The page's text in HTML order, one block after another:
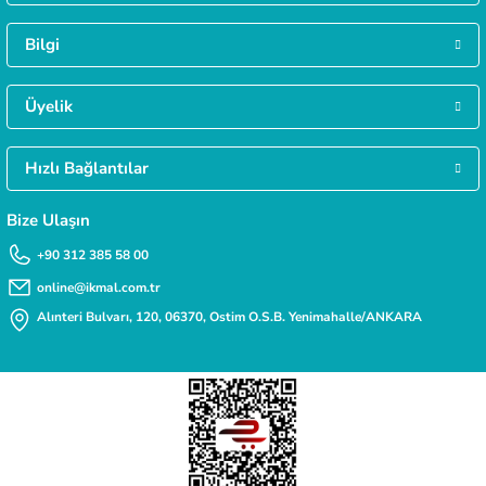
Deneyimini Paylaş
MÜŞTERİ HİZMETLERİ
Daha fazla bilgiye ihtiyacınız varsa 0312 385 58 00 numarasından bize
TAKSİT İMKANI
Siparişlerinizde kredi kartınıza taksit yapabilirsiniz.
Bilgi
Üyelik
Hızlı Bağlantılar
Bize Ulaşın
+90 312 385 58 00
online@ikmal.com.tr
Alınteri Bulvarı, 120, 06370, Ostim O.S.B. Yenimahalle/ANKARA